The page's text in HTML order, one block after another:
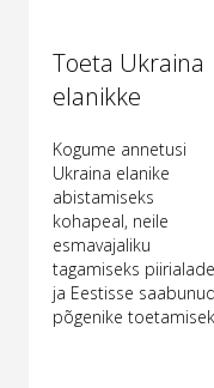
Toeta Ukraina
elanikke
Kogume annetusi
Ukraina elanike
abistamiseks
kohapeal, neile
esmavajaliku
tagamiseks
ja Eestisse saabunud
põgenike